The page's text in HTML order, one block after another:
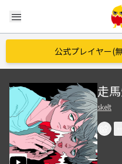
menu
公式プレイヤー(
走
skelt